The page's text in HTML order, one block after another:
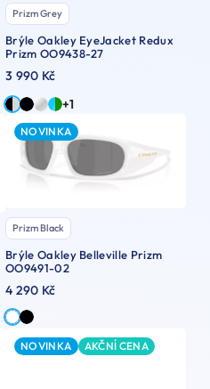
Prizm Grey
Brýle Oakley EyeJacket Redux
Prizm OO9438-27
3 990 Kč
+1
NOVINKA
Prizm Black
Brýle Oakley Belleville Prizm
OO9491-02
4 290 Kč
NOVINKA AKČNÍ CENA